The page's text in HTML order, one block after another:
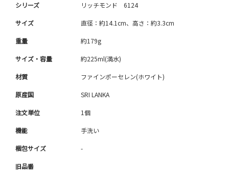
シリーズ リッチモンド 6124
サイズ 直径：約14.1cm、高さ：約3.3cm
重量 約179g
サイズ・容量 約225ml(満水)
材質 ファインポーセレン(ホワイト)
原産国 SRI LANKA
注文単位 1個
機能 手洗い
梱包サイズ -
旧品番